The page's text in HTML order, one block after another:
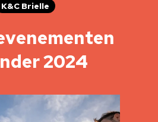
K&C Brielle
2024